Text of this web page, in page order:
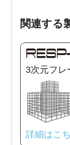
関連する
3次元フレ
詳細はこ